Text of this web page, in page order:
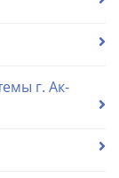
г. Ак-